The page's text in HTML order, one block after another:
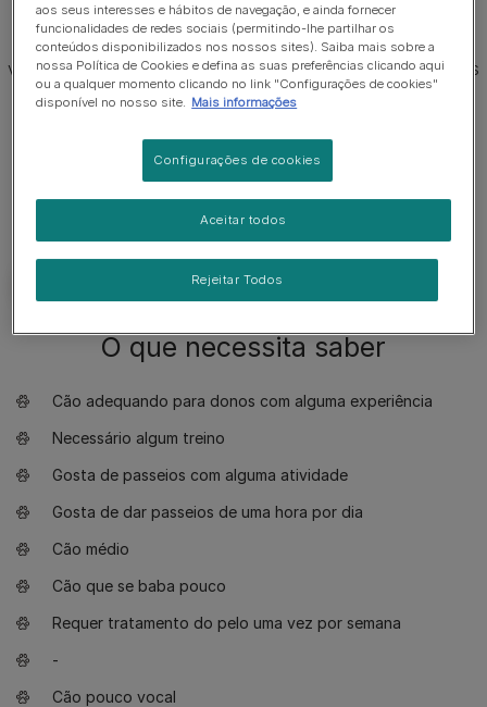
O Sloughi é um sabujo de porte médio/grande com uma
pelagem curta e uma estatura nobre e digna. É elegante e
veloz, mas forte e musculoso. A pelagem pode ter diversas
cores (consulte o estalão da raça). Os machos adultos
oscila entre os 20 e 27kg.
O que necessita saber
Cão adequando para donos com alguma experiência
Necessário algum treino
Gosta de passeios com alguma atividade
Gosta de dar passeios de uma hora por dia
Cão médio
Cão que se baba pouco
Requer tratamento do pelo uma vez por semana
-
Cão pouco vocal
aos seus interesses e hábitos de navegação, e ainda fornecer
funcionalidades de redes sociais (permitindo-lhe partilhar os
conteúdos disponibilizados nos nossos sites). Saiba mais sobre a
nossa Política de Cookies e defina as suas preferências clicando aqui
ou a qualquer momento clicando no link "Configurações de cookies"
disponível no nosso site.
Mais informações
Configurações de cookies
Rejeitar Todos
Aceitar todos